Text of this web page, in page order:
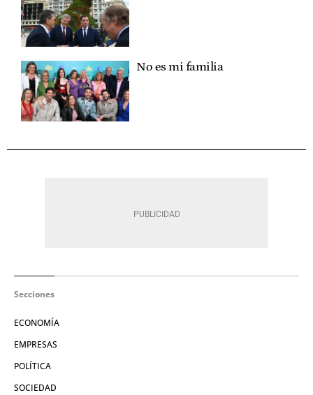
No es mi familia
Secciones
ECONOMÍA
EMPRESAS
POLÍTICA
SOCIEDAD